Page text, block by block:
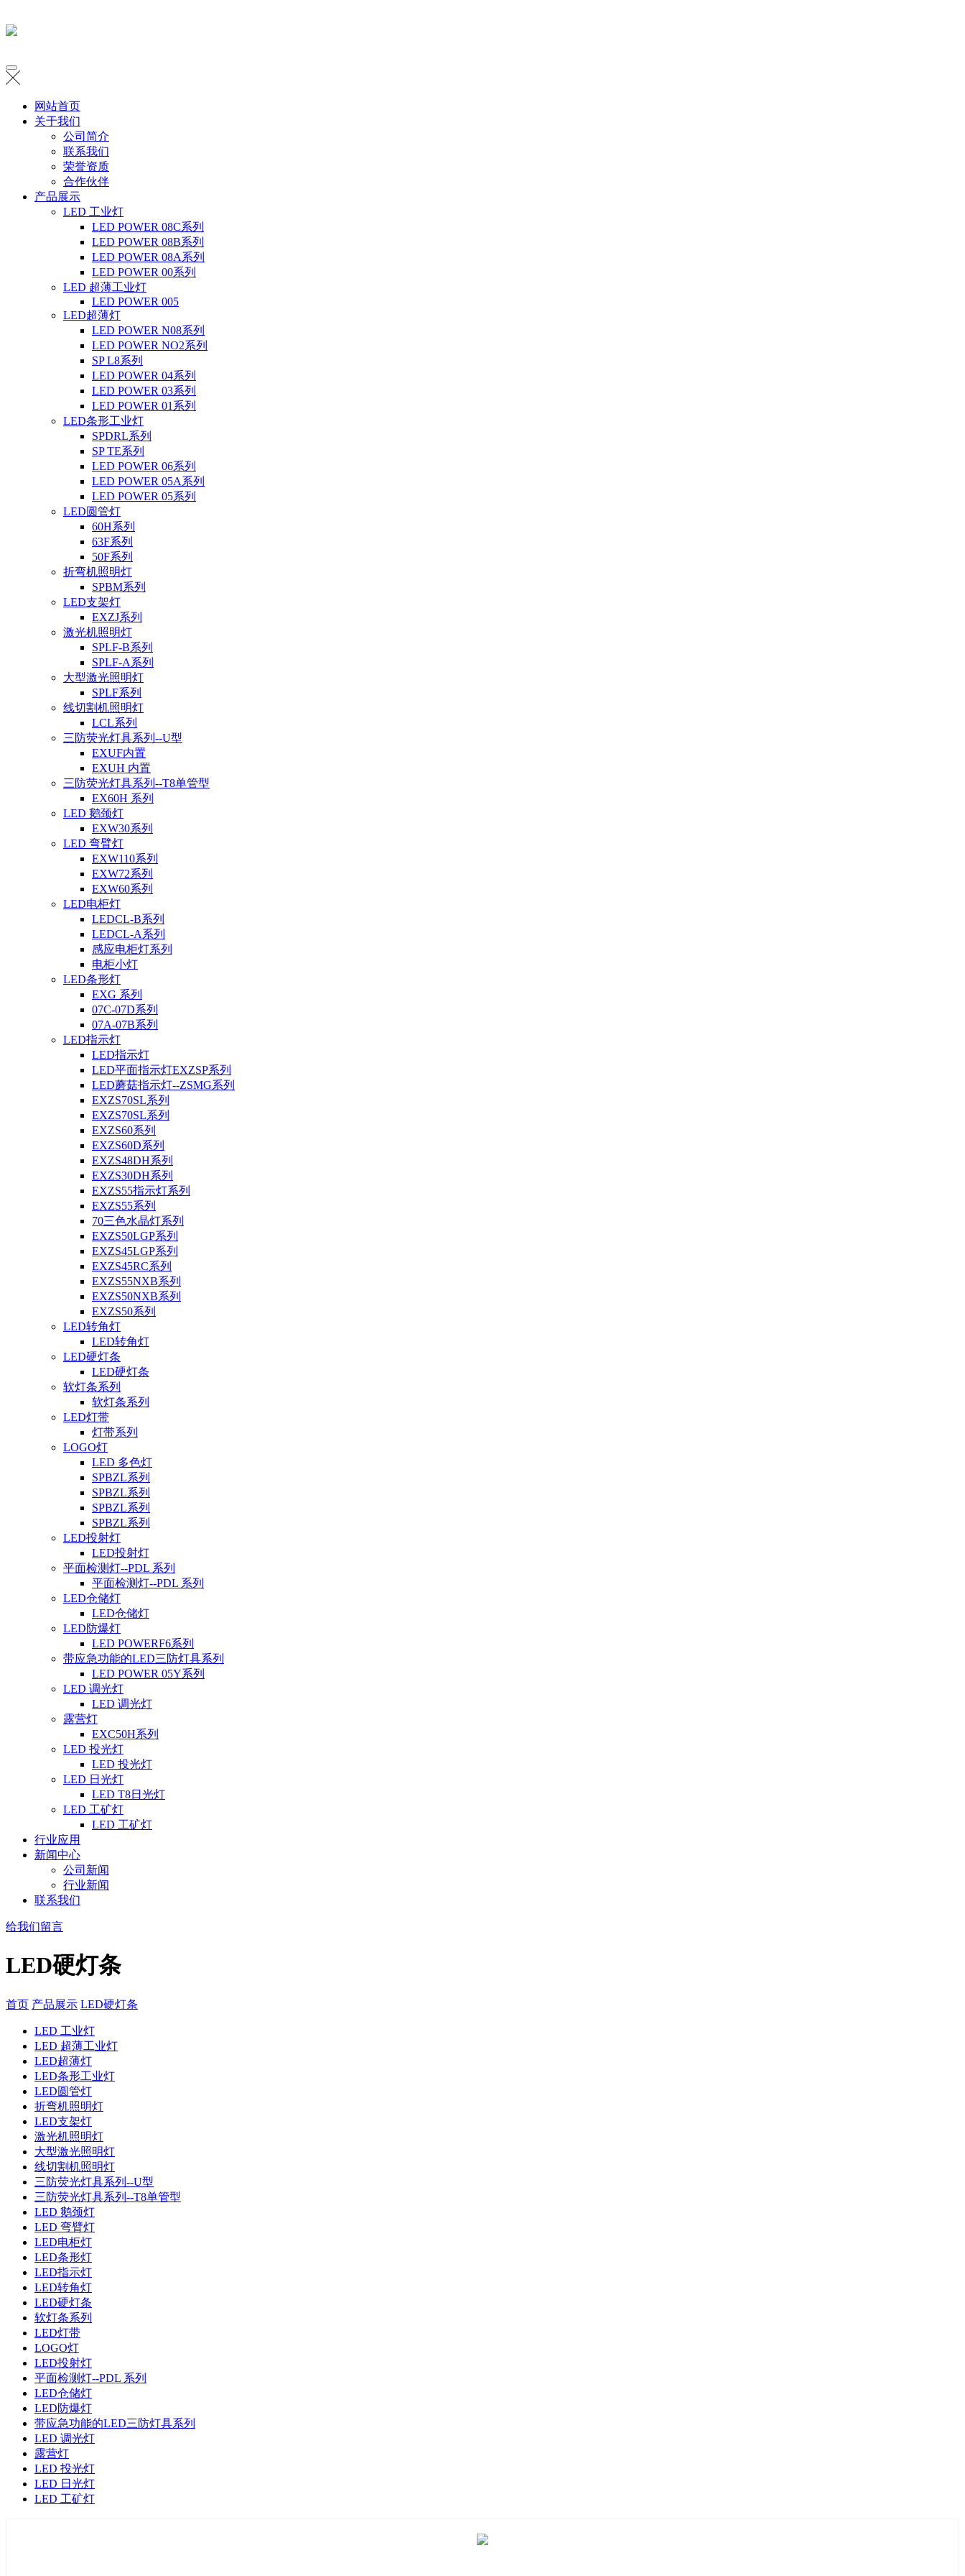
网站首页
关于我们
公司简介
联系我们
荣誉资质
合作伙伴
产品展示
LED 工业灯
LED POWER 08C系列
LED POWER 08B系列
LED POWER 08A系列
LED POWER 00系列
LED 超薄工业灯
LED POWER 005
LED超薄灯
LED POWER N08系列
LED POWER NO2系列
SP L8系列
LED POWER 04系列
LED POWER 03系列
LED POWER 01系列
LED条形工业灯
SPDRL系列
SP TE系列
LED POWER 06系列
LED POWER 05A系列
LED POWER 05系列
LED圆管灯
60H系列
63F系列
50F系列
折弯机照明灯
SPBM系列
LED支架灯
EXZJ系列
激光机照明灯
SPLF-B系列
SPLF-A系列
大型激光照明灯
SPLF系列
线切割机照明灯
LCL系列
三防荧光灯具系列--U型
EXUF内置
EXUH 内置
三防荧光灯具系列--T8单管型
EX60H 系列
LED 鹅颈灯
EXW30系列
LED 弯臂灯
EXW110系列
EXW72系列
EXW60系列
LED电柜灯
LEDCL-B系列
LEDCL-A系列
感应电柜灯系列
电柜小灯
LED条形灯
EXG 系列
07C-07D系列
07A-07B系列
LED指示灯
LED指示灯
LED平面指示灯EXZSP系列
LED蘑菇指示灯--ZSMG系列
EXZS70SL系列
EXZS70SL系列
EXZS60系列
EXZS60D系列
EXZS48DH系列
EXZS30DH系列
EXZS55指示灯系列
EXZS55系列
70三色水晶灯系列
EXZS50LGP系列
EXZS45LGP系列
EXZS45RC系列
EXZS55NXB系列
EXZS50NXB系列
EXZS50系列
LED转角灯
LED转角灯
LED硬灯条
LED硬灯条
软灯条系列
软灯条系列
LED灯带
灯带系列
LOGO灯
LED 多色灯
SPBZL系列
SPBZL系列
SPBZL系列
SPBZL系列
LED投射灯
LED投射灯
平面检测灯--PDL 系列
平面检测灯--PDL 系列
LED仓储灯
LED仓储灯
LED防爆灯
LED POWERF6系列
带应急功能的LED三防灯具系列
LED POWER 05Y系列
LED 调光灯
LED 调光灯
露营灯
EXC50H系列
LED 投光灯
LED 投光灯
LED 日光灯
LED T8日光灯
LED 工矿灯
LED 工矿灯
行业应用
新闻中心
公司新闻
行业新闻
联系我们
给我们留言
LED硬灯条
首页 产品展示 LED硬灯条
LED 工业灯
LED 超薄工业灯
LED超薄灯
LED条形工业灯
LED圆管灯
折弯机照明灯
LED支架灯
激光机照明灯
大型激光照明灯
线切割机照明灯
三防荧光灯具系列--U型
三防荧光灯具系列--T8单管型
LED 鹅颈灯
LED 弯臂灯
LED电柜灯
LED条形灯
LED指示灯
LED转角灯
LED硬灯条
软灯条系列
LED灯带
LOGO灯
LED投射灯
平面检测灯--PDL 系列
LED仓储灯
LED防爆灯
带应急功能的LED三防灯具系列
LED 调光灯
露营灯
LED 投光灯
LED 日光灯
LED 工矿灯